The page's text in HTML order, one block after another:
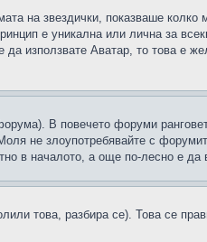
на звездички, показваше колко
е уникална или лична за
използвате Аватар, то това е
В повечето форуми
не злоупотребявайте с
в началото, а още по-лесно е да
това, разбира се). Това се